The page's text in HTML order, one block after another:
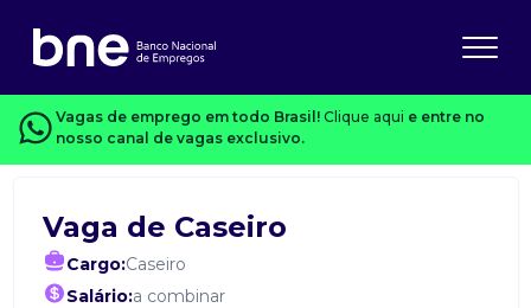
Vagas de emprego em todo Brasil! Clique aqui e entre no
nosso canal de vagas exclusivo.
Vaga de Caseiro
Cargo:Caseiro
Salário:a combinar